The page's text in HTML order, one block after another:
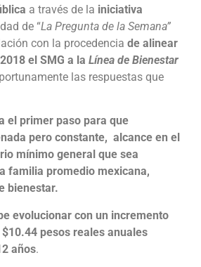
a través de la iniciativa
de “La Pregunta de la Semana”
con la procedencia de alinear
el SMG a la Línea de Bienestar
las respuestas que
el primer paso para que
pero constante, alcance en el
mínimo general que sea
familia promedio mexicana,
bienestar.
evolucionar con un incremento
pesos reales anuales
años.